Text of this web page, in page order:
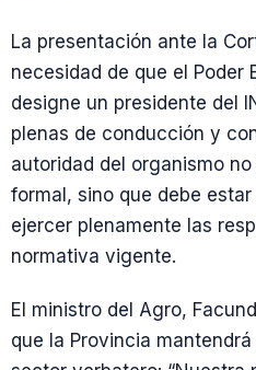
La presentación ante la
necesidad de que el Poder
designe un presidente del
plenas de conducción y
autoridad del organismo
formal, sino que debe
ejercer plenamente las
normativa vigente.
El ministro del Agro,
que la Provincia